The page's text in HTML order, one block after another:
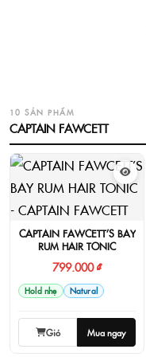
10 SẢN PHẨM
CAPTAIN FAWCETT
CAPTAIN FAWCETT’S BAY
RUM HAIR TONIC
799.000 ₫
Hold nhẹ Natural
Giỏ Mua ngay